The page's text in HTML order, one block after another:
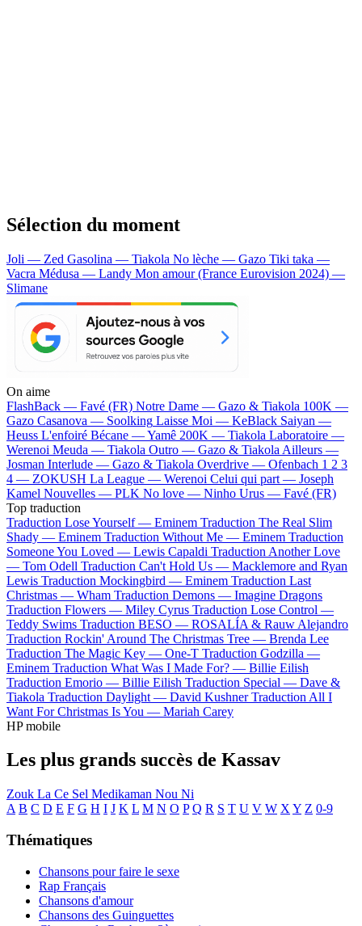
Sélection du moment
Joli — Zed Gasolina — Tiakola No lèche — Gazo Tiki taka —
Vacra Médusa — Landy Mon amour (France Eurovision 2024) —
Slimane
On aime
FlashBack — Favé (FR) Notre Dame — Gazo & Tiakola 100K —
Gazo Casanova — Soolking Laisse Moi — KeBlack Saiyan —
Heuss L'enfoiré Bécane —Yamê 200K — Tiakola Laboratoire —
Werenoi Meuda — Tiakola Outro — Gazo & Tiakola Ailleurs —
Josman Interlude — Gazo & Tiakola Overdrive — Ofenbach 1 2 3
4 — ZOKUSH La League — Werenoi Celui qui part — Joseph
Kamel Nouvelles — PLK No love — Ninho Urus — Favé (FR)
Top traduction
Traduction Lose Yourself — Eminem Traduction The Real Slim
Shady — Eminem Traduction Without Me — Eminem Traduction
Someone You Loved — Lewis Capaldi Traduction Another Love
— Tom Odell Traduction Can't Hold Us — Macklemore and Ryan
Lewis Traduction Mockingbird — Eminem Traduction Last
Christmas — Wham Traduction Demons — Imagine Dragons
Traduction Flowers — Miley Cyrus Traduction Lose Control —
Teddy Swims Traduction BESO — ROSALÍA & Rauw Alejandro
Traduction Rockin' Around The Christmas Tree — Brenda Lee
Traduction The Magic Key — One-T Traduction Godzilla —
Eminem Traduction What Was I Made For? — Billie Eilish
Traduction Emorio — Billie Eilish Traduction Special — Dave &
Tiakola Traduction Daylight — David Kushner Traduction All I
Want For Christmas Is You — Mariah Carey
HP mobile
Les plus grands succès de Kassav
Zouk La Ce Sel Medikaman Nou Ni
A B C D E F G H I J K L M N O P Q R S T U V W X Y Z 0-9
Thématiques
Chansons pour faire le sexe
Rap Français
Chansons d'amour
Chansons des Guinguettes